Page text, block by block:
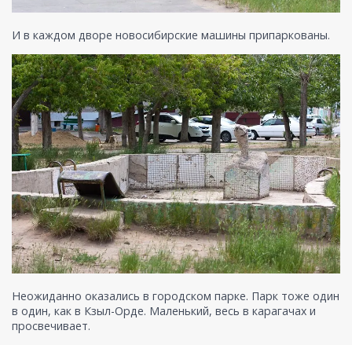
И в каждом дворе новосибирские машины припаркованы.
Неожиданно оказались в городском парке. Парк тоже один
в один, как в Кзыл-Орде. Маленький, весь в карагачах и
просвечивает.